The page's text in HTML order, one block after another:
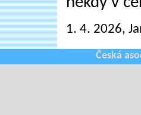
1. 4. 2026,
Česká